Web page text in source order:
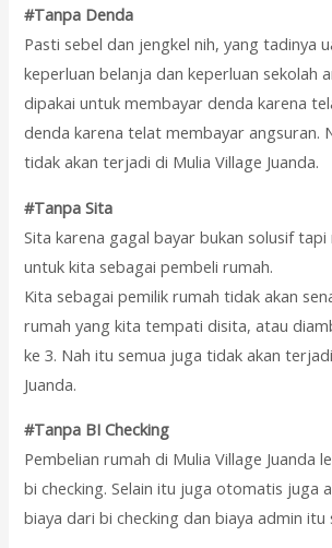
#Tanpa Denda
Pasti sebel dan jengkel nih, yang tadinya
keperluan belanja dan keperluan sekolah
dipakai untuk membayar denda karena
denda karena telat membayar angsuran.
tidak akan terjadi di Mulia Village Juanda.
#Tanpa Sita
Sita karena gagal bayar bukan solusif tapi
untuk kita sebagai pembeli rumah.
Kita sebagai pemilik rumah tidak akan
rumah yang kita tempati disita, atau
ke 3. Nah itu semua juga tidak akan
Juanda.
#Tanpa BI Checking
Pembelian rumah di Mulia Village Juanda
bi checking. Selain itu juga otomatis juga
biaya dari bi checking dan biaya admin itu